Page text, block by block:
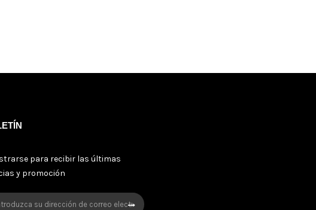
para recibir las últimas
y promoción